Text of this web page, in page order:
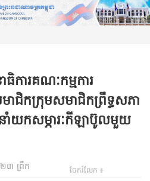
ការគណៈកម្មការ
ាជិកក្រុមសមាជិកព្រឹទ្ធសភា
ាំយកសម្ភារៈកីឡាប៊ូលមួយ
៣ ព្រឹក ចែករំលែក ៖